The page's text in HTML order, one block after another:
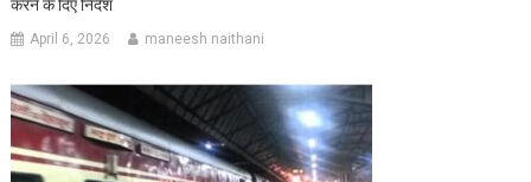
करने के दिए निर्देश
April 6, 2026 maneesh naithani